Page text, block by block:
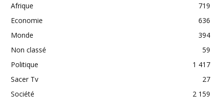
Afrique
719
Economie
636
Monde
394
Non classé
59
Politique
1 417
Sacer Tv
27
Société
2 159